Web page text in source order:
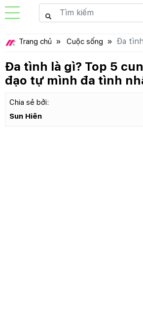
Trang chủ Cuộc sống Đa
Đa tình là gì? Top 5
đạo tự mình đa tình
Chia sẻ bởi:
Sun Hiên